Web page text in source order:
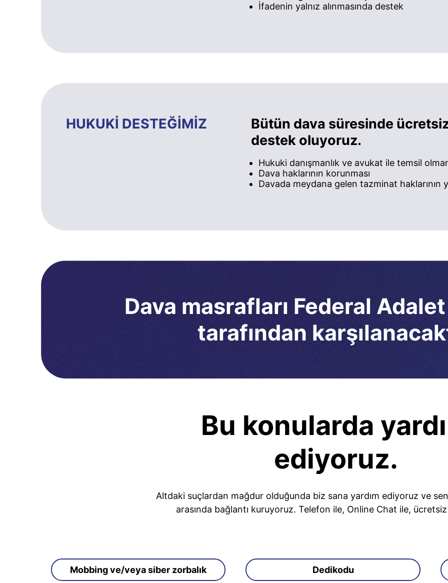
İfadenin yalnız alınmasında destek
HUKUKİ DESTEĞİMİZ
Bütün dava süresinde
destek oluyoruz.
Hukuki danışmanlık ve avukat ile temsil
Dava haklarının korunması
Davada meydana gelen tazminat haklarının
Dava masrafları Federal Adalet
tarafından
Bu konularda
ediyoruz.
Altdaki suçlardan mağdur olduğunda biz sana yardım ediyoruz ve
arasında bağlantı kuruyoruz. Telefon ile, Online Chat ile,
Mobbing ve/veya siber zorbalık Dedikodu